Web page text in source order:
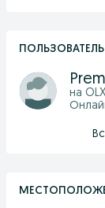
ПОЛЬЗОВАТЕЛЬ
на